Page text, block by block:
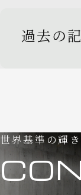
過去の
世界基準の輝